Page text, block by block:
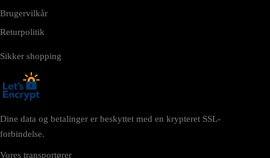
Brugervilkår
Returpolitik
Sikker shopping
Dine data og betalinger er beskyttet med en krypteret SSL-
forbindelse.
Vores transportører